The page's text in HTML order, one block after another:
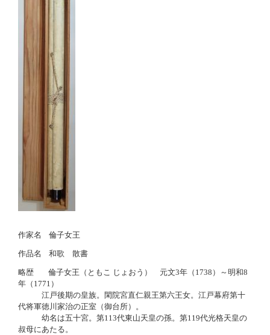
作家名 倫子女王
作品名 和歌 散書
略歴
倫子女王（ともこ じょおう） 元文3年（1738）～明和8
年（1771）
江戸後期の皇族。閑院宮直仁親王第六王女。江戸幕府第十
代将軍徳川家治の正室（御台所）。
幼名は五十宮。第113代東山天皇の孫。第119代光格天皇の
叔母にあたる。